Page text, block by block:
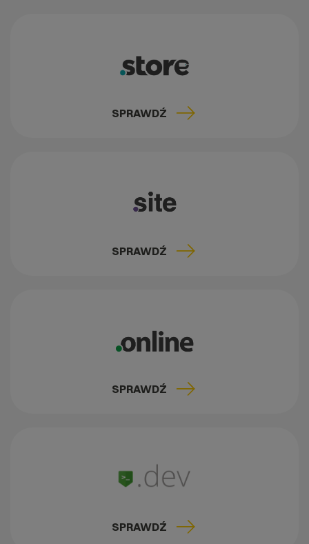
SPRAWDŹ
SPRAWDŹ
SPRAWDŹ
SPRAWDŹ